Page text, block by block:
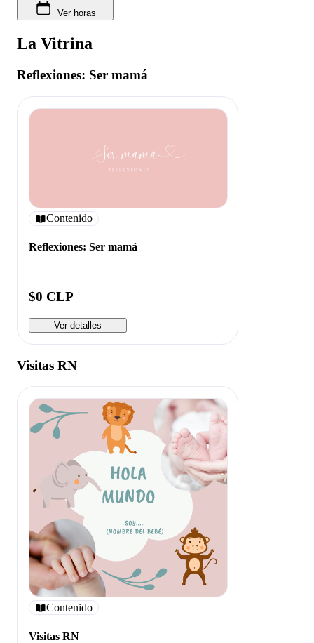
Ver horas
La Vitrina
Reflexiones: Ser mamá
Contenido
Reflexiones: Ser mamá
$0 CLP
Ver detalles
Visitas RN
Contenido
Visitas RN